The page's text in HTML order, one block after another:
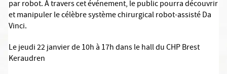
par robot. À travers cet événement, le public pourra découvrir
et manipuler le célèbre système chirurgical robot-assisté Da
Vinci.
Le jeudi 22 janvier de 10h à 17h dans le hall du CHP Brest
Keraudren